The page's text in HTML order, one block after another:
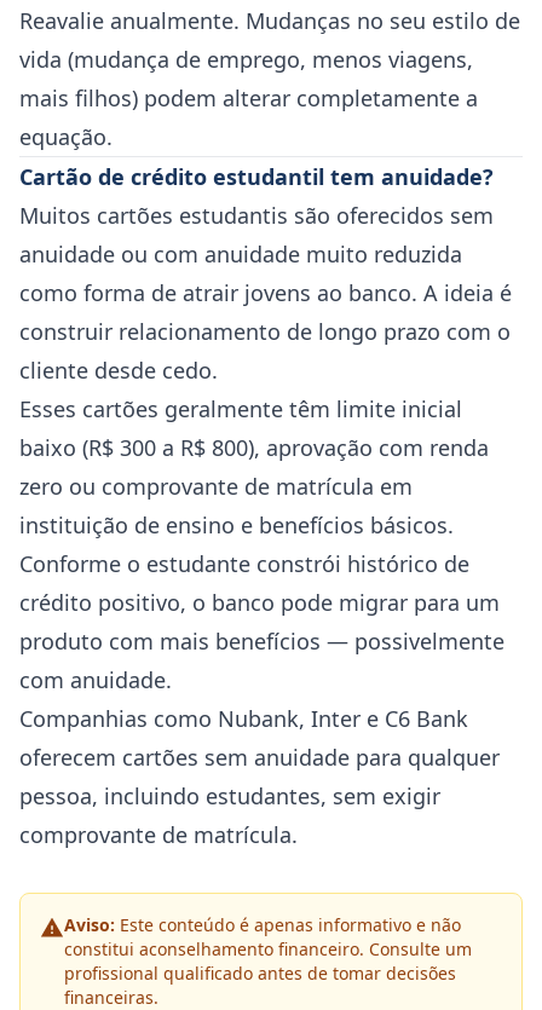
Reavalie anualmente. Mudanças no seu estilo de
vida (mudança de emprego, menos viagens,
mais filhos) podem alterar completamente a
equação.
Cartão de crédito estudantil tem anuidade?
Muitos cartões estudantis são oferecidos sem
anuidade ou com anuidade muito reduzida
como forma de atrair jovens ao banco. A ideia é
construir relacionamento de longo prazo com o
cliente desde cedo.
Esses cartões geralmente têm limite inicial
baixo (R$ 300 a R$ 800), aprovação com renda
zero ou comprovante de matrícula em
instituição de ensino e benefícios básicos.
Conforme o estudante constrói histórico de
crédito positivo, o banco pode migrar para um
produto com mais benefícios — possivelmente
com anuidade.
Companhias como Nubank, Inter e C6 Bank
oferecem cartões sem anuidade para qualquer
pessoa, incluindo estudantes, sem exigir
comprovante de matrícula.
Aviso: Este conteúdo é apenas informativo e não
constitui aconselhamento financeiro. Consulte um
profissional qualificado antes de tomar decisões
financeiras.